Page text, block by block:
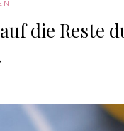
die Reste